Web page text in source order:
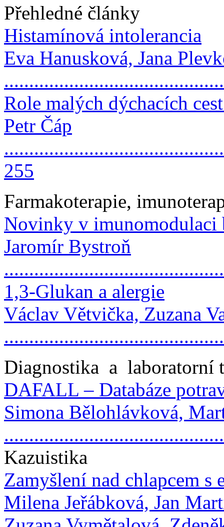
Přehledné články
Histamínová intolerancia
Eva Hanusková, Jana
Role malých dýchacích
Petr Čáp
255
Farmakoterapie,
Novinky v
Jaromír Bystroň
1,3-Glukan a alergie
Václav Větvička, Zuzana
Diagnostika a laboratorní
DAFALL – Databáze
Simona Bělohlávková,
Kazuistika
Zamyšlení nad chlapcem
Milena Jeřábková, Jan